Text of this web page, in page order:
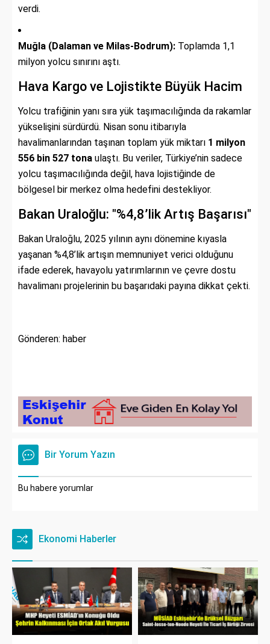
verdi.
Muğla (Dalaman ve Milas-Bodrum): Toplamda 1,1
milyon yolcu sınırını aştı.
Hava Kargo ve Lojistikte Büyük Hacim
Yolcu trafiğinin yanı sıra yük taşımacılığında da rakamlar
yükselişini sürdürdü. Nisan sonu itibarıyla
havalimanlarından taşınan toplam yük miktarı 1 milyon
556 bin 527 tona ulaştı. Bu veriler, Türkiye’nin sadece
yolcu taşımacılığında değil, hava lojistiğinde de
bölgesel bir merkez olma hedefini destekliyor.
Bakan Uraloğlu: "%4,8’lik Artış Başarısı"
Bakan Uraloğlu, 2025 yılının aynı dönemine kıyasla
yaşanan %4,8’lik artışın memnuniyet verici olduğunu
ifade ederek, havayolu yatırımlarının ve çevre dostu
havalimanı projelerinin bu başarıdaki payına dikkat çekti.
Gönderen: haber
Bir Yorum Yazın
Bu habere yorumlar
Ekonomi Haberler